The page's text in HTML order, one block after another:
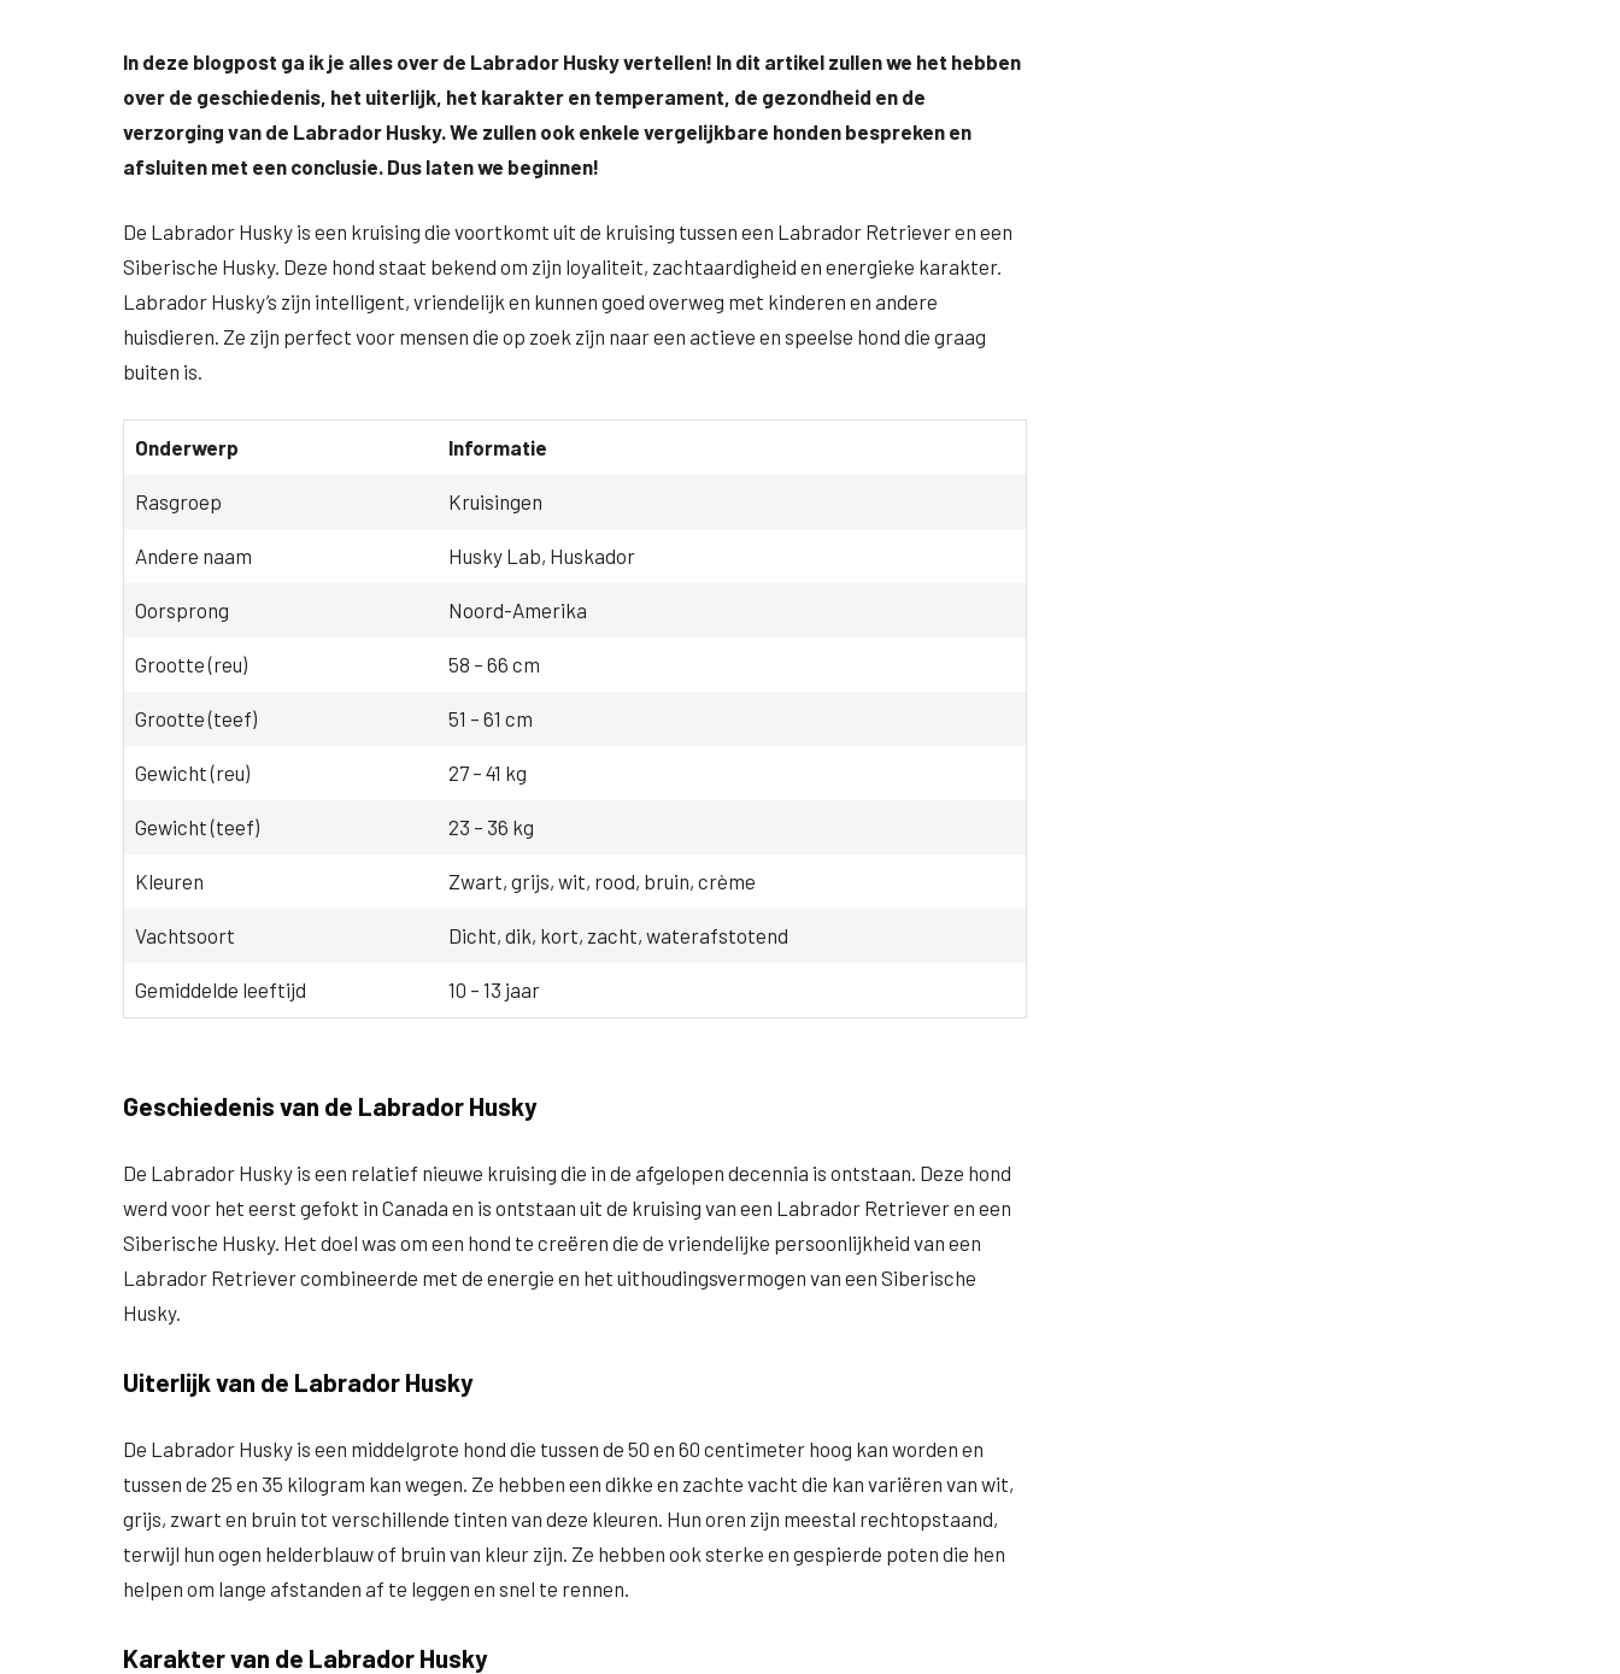
In deze blogpost ga ik je alles over de Labrador Husky vertellen! In dit artikel zullen we het hebben
over de geschiedenis, het uiterlijk, het karakter en temperament, de gezondheid en de
verzorging van de Labrador Husky. We zullen ook enkele vergelijkbare honden bespreken en
afsluiten met een conclusie. Dus laten we beginnen!
De Labrador Husky is een kruising die voortkomt uit de kruising tussen een Labrador Retriever en een
Siberische Husky. Deze hond staat bekend om zijn loyaliteit, zachtaardigheid en energieke karakter.
Labrador Husky’s zijn intelligent, vriendelijk en kunnen goed overweg met kinderen en andere
huisdieren. Ze zijn perfect voor mensen die op zoek zijn naar een actieve en speelse hond die graag
buiten is.
Onderwerp Informatie
Rasgroep Kruisingen
Andere naam Husky Lab, Huskador
Oorsprong Noord-Amerika
Grootte (reu) 58 – 66 cm
Grootte (teef) 51 – 61 cm
Gewicht (reu) 27 – 41 kg
Gewicht (teef) 23 – 36 kg
Kleuren Zwart, grijs, wit, rood, bruin, crème
Vachtsoort Dicht, dik, kort, zacht, waterafstotend
Gemiddelde leeftijd 10 – 13 jaar
Geschiedenis van de Labrador Husky
De Labrador Husky is een relatief nieuwe kruising die in de afgelopen decennia is ontstaan. Deze hond
werd voor het eerst gefokt in Canada en is ontstaan uit de kruising van een Labrador Retriever en een
Siberische Husky. Het doel was om een hond te creëren die de vriendelijke persoonlijkheid van een
Labrador Retriever combineerde met de energie en het uithoudingsvermogen van een Siberische
Husky.
Uiterlijk van de Labrador Husky
De Labrador Husky is een middelgrote hond die tussen de 50 en 60 centimeter hoog kan worden en
tussen de 25 en 35 kilogram kan wegen. Ze hebben een dikke en zachte vacht die kan variëren van wit,
grijs, zwart en bruin tot verschillende tinten van deze kleuren. Hun oren zijn meestal rechtopstaand,
terwijl hun ogen helderblauw of bruin van kleur zijn. Ze hebben ook sterke en gespierde poten die hen
helpen om lange afstanden af te leggen en snel te rennen.
Karakter van de Labrador Husky